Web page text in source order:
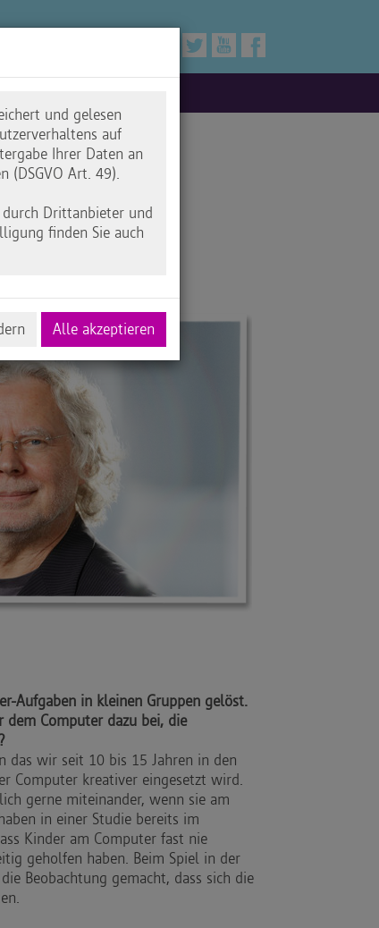
Aufgaben in kleinen Gruppen gelöst.
dem Computer dazu bei, die
das wir seit 10 bis 15 Jahren in den
Computer kreativer eingesetzt wird.
gerne miteinander, wenn sie am
in einer Studie bereits im
Kinder am Computer fast nie
geholfen haben. Beim Spiel in der
Beobachtung gemacht, dass sich die
und gelesen
auf
Ihrer Daten an
(DSGVO Art. 49).
Drittanbieter und
finden Sie auch
Alle akzeptieren